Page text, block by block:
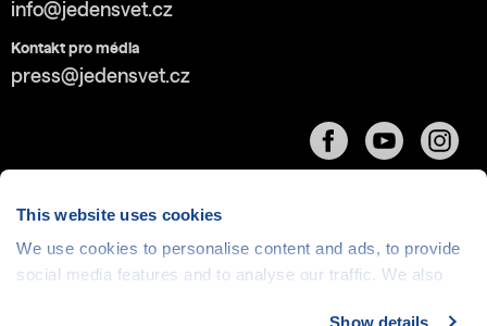
This website uses cookies
We use cookies to personalise content and ads, to provide
social media features and to analyse our traffic. We also
Show details
info@jedensvet.cz
Kontakt pro média
press@jedensvet.cz
Cookies| © 1999-2026 Člověk v tísni o.p.s., web běží